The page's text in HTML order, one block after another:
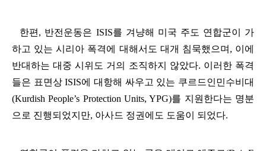
한편 , 반전운동은 ISIS를 겨냥해 미국 주도 연합군이 가
하고 있는 시리아 폭격에 대해서도 대개 침묵했으며 , 이에
반대하는 대중 시위도 거의 조직하지 않았다. 이러한 폭격
들은 표면상ISIS에 대항해 싸우고 있는 쿠르드인민수비대
(Kurdish People’s Protection Units, YPG)를 지원한다는 명분
으로 진행되었지만, 아사드 정권에도 도움이 되었다.